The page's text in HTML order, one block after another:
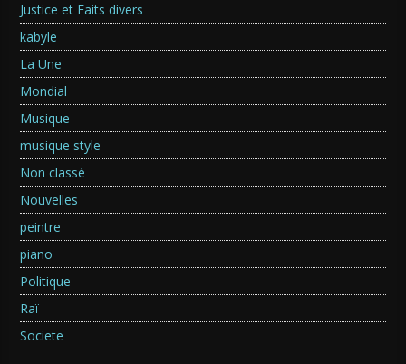
Justice et Faits divers
kabyle
La Une
Mondial
Musique
musique style
Non classé
Nouvelles
peintre
piano
Politique
Raï
Societe